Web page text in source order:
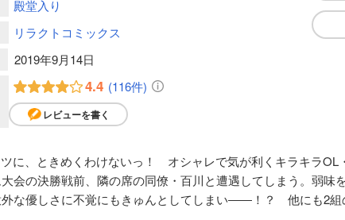
殿堂入り
リラクトコミックス
2019年9月14日
4.4 (116件)
レビューを書く
に、ときめくわけないっ！ オシャレで気が利くキラキラ
会の決勝戦前、隣の席の同僚・百川と遭遇してしまう。弱味
な優しさに不覚にもきゅんとしてしまい――！？ 他にも2組